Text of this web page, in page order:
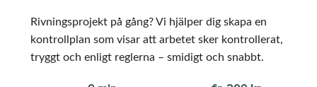
Rivningsprojekt på gång? Vi hjälper dig skapa en
kontrollplan som visar att arbetet sker kontrollerat,
tryggt och enligt reglerna – smidigt och snabbt.